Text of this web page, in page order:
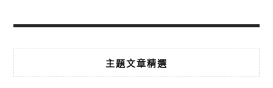
主題文章精選